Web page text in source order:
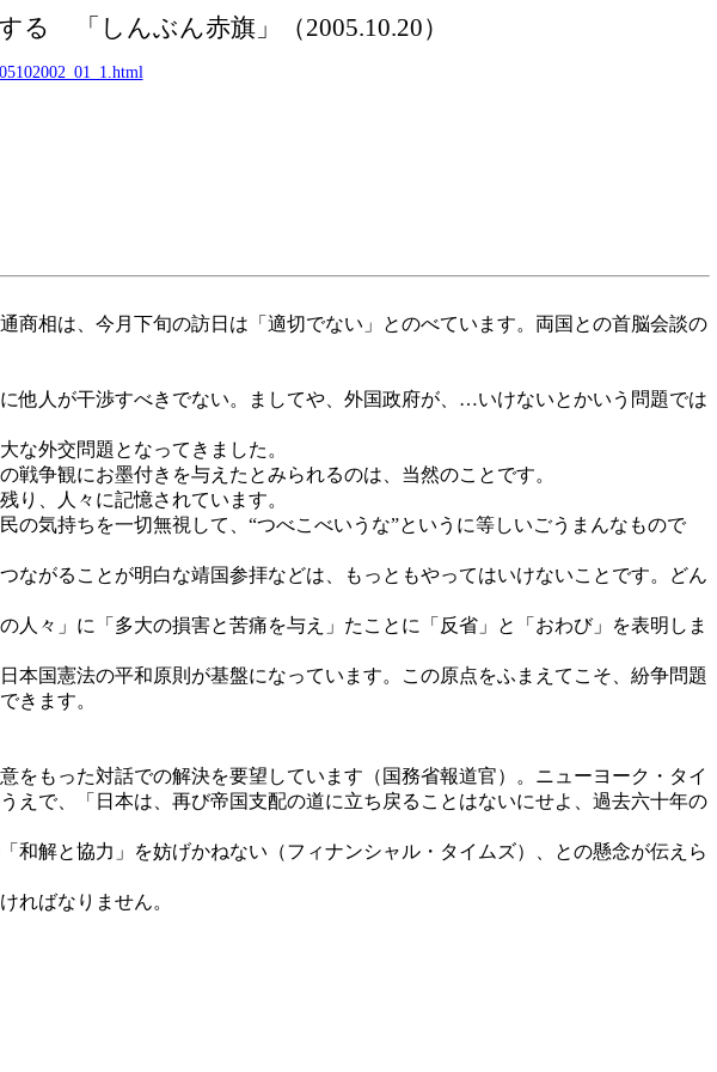
る 「しんぶん赤旗」（2005.10.20）
相は、今月下旬の訪日は「適切でない」とのべています。両国との首脳会談の
人が干渉すべきでない。ましてや、外国政府が、…いけないとかいう問題では
外交問題となってきました。
争観にお墨付きを与えたとみられるのは、当然のことです。
、人々に記憶されています。
気持ちを一切無視して、“つべこべいうな”というに等しいごうまんなもので
がることが明白な靖国参拝などは、もっともやってはいけないことです。どん
々」に「多大の損害と苦痛を与え」たことに「反省」と「おわび」を表明しま
国憲法の平和原則が基盤になっています。この原点をふまえてこそ、紛争問題
きます。
もった対話での解決を要望しています（国務省報道官）。ニューヨーク・タイ
えで、「日本は、再び帝国支配の道に立ち戻ることはないにせよ、過去六十年の
解と協力」を妨げかねない（フィナンシャル・タイムズ）、との懸念が伝えら
ればなりません。